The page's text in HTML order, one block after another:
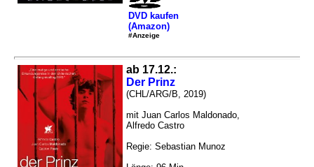
DVD kaufen
(Amazon)
#Anzeige
ab 17.12.:
Der Prinz
(CHL/ARG/B, 2019)
mit Juan Carlos Maldonado,
Alfredo Castro
Regie: Sebastian Munoz